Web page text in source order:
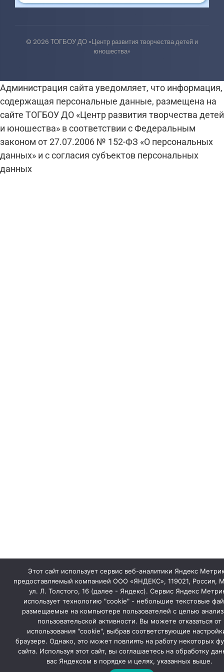
© 2026 ТОГБОУ ДО «Центр развития творчества детей и
юношества»
Администрация сайта уведомляет, что информация,
содержащая персональные данные, размещена на
сайте ТОГБОУ ДО «Центр развития творчества детей
и юношества» в соответствии с Федеральным
законом от 27.07.2006 № 152-ФЗ «О персональных
данных» и с согласия субъектов персональных
данных
Этот сайт использует сервис веб-аналитики Яндекс
предоставляемый компанией ООО «ЯНДЕКС», 119021, Россия,
ул. Л. Толстого, 16 (далее - Яндекс). Сервис Яндекс
использует технологию "cookie" - небольшие текстовые
размещаемые на компьютере пользователей с целью
пользовательской активности. Вы можете отказаться от
использования "cookie", выбрав соответствующие
браузере. Однако, это может повлиять на работу некоторых
сайта. Используя этот сайт, вы соглашаетесь на обработку
вас Яндексом в порядке и целях, указанных выше.